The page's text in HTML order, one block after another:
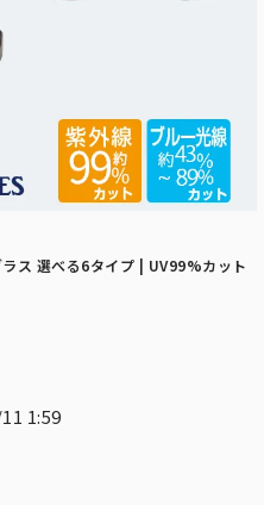
ス 選べる6タイプ | UV99%カット
1:59